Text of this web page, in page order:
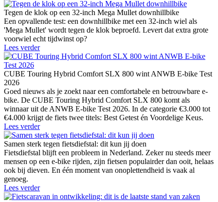
Tegen de klok op een 32-inch Mega Mullet downhillbike
Een opvallende test: een downhillbike met een 32-inch wiel als
'Mega Mullet' wordt tegen de klok beproefd. Levert dat extra grote
voorwiel echt tijdwinst op?
Lees verder
CUBE Touring Hybrid Comfort SLX 800 wint ANWB E-bike Test
2026
Goed nieuws als je zoekt naar een comfortabele en betrouwbare e-
bike. De CUBE Touring Hybrid Comfort SLX 800 komt als
winnaar uit de ANWB E-bike Test 2026. In de categorie €3.000 tot
€4.000 krijgt de fiets twee titels: Best Getest én Voordelige Keus.
Lees verder
Samen sterk tegen fietsdiefstal: dit kun jij doen
Fietsdiefstal blijft een probleem in Nederland. Zeker nu steeds meer
mensen op een e-bike rijden, zijn fietsen populairder dan ooit, helaas
ook bij dieven. En één moment van onoplettendheid is vaak al
genoeg.
Lees verder